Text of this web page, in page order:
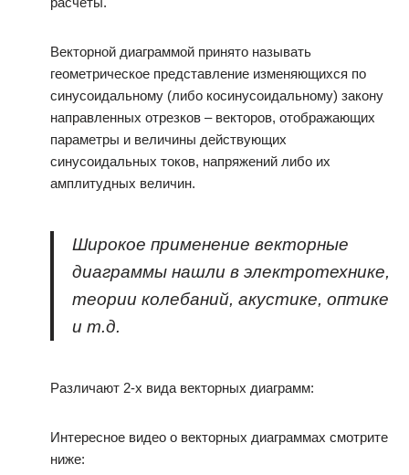
Векторной диаграммой принято называть
геометрическое представление изменяющихся по
синусоидальному (либо косинусоидальному) закону
направленных отрезков – векторов, отображающих
параметры и величины действующих
синусоидальных токов, напряжений либо их
амплитудных величин.
Широкое применение векторные
диаграммы нашли в электротехнике,
теории колебаний, акустике, оптике
и т.д.
Различают 2-х вида векторных диаграмм:
Интересное видео о векторных диаграммах смотрите
ниже: